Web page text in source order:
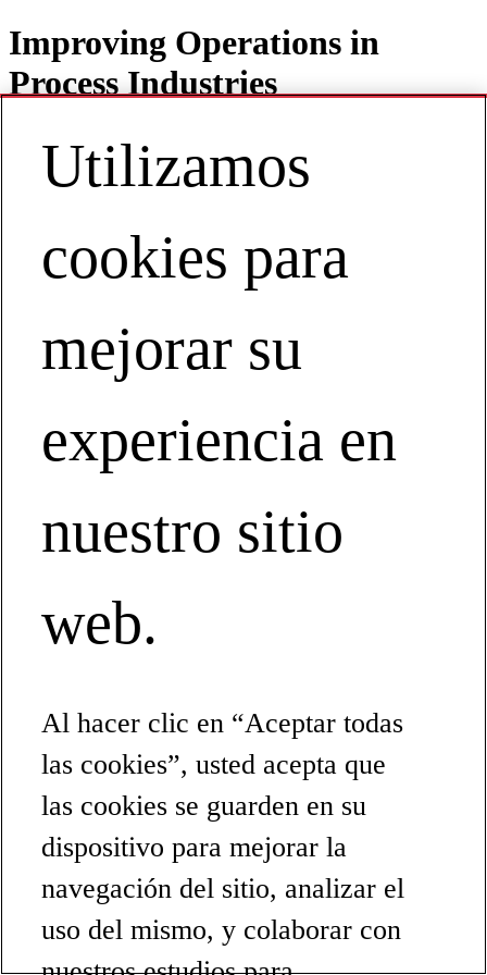
Improving Operations in
Process Industries
My Account
Improving Operations in Process
How Equipment-Intensive Facilities can Tap Hidden
Improving Operations in Process Industries
Utilizamos
cookies para
mejorar su
experiencia en
nuestro sitio
web.
Al hacer clic en “Aceptar todas
las cookies”, usted acepta que
las cookies se guarden en su
dispositivo para mejorar la
navegación del sitio, analizar el
uso del mismo, y colaborar con